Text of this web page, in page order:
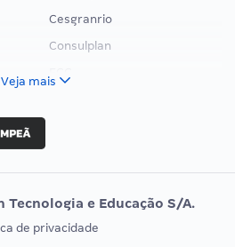
Cesgranrio
Consulplan
Vunesp
EXAME DE ORDEM
Veja mais
Tecnologia e Educação S/A.
de privacidade